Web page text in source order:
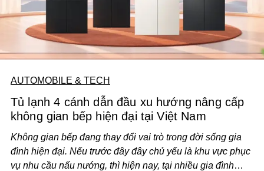
AUTOMOBILE & TECH
Tủ lạnh 4 cánh dẫn đầu xu hướng nâng cấp
không gian bếp hiện đại tại Việt Nam
Không gian bếp đang thay đổi vai trò trong đời sống gia
đình hiện đại. Nếu trước đây đây chủ yếu là khu vực phục
vụ nhu cầu nấu nướng, thì hiện nay, tại nhiều gia đình